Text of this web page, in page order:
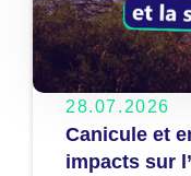
28.07.2026
Canicule et
impacts sur